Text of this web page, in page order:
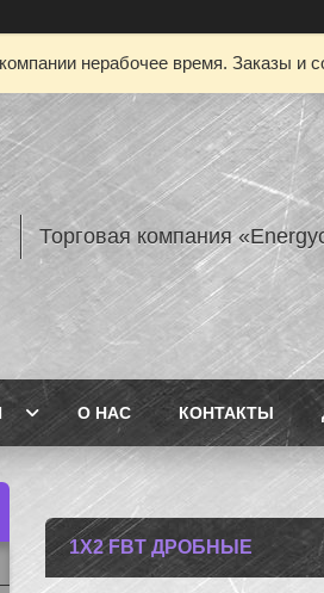
нерабочее время. Заказы и
Торговая компания
О НАС КОНТАКТЫ
1X2 FBT ДРОБНЫЕ